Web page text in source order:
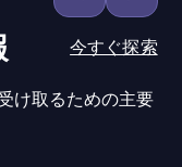
今すぐ探索
け取るための主要